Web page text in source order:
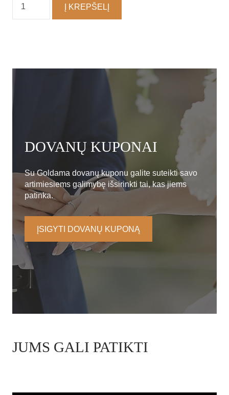
kiekis:
Auskarai
Į KREPŠELĮ
DOVANŲ KUPONAI
Su Goldama dovanų kuponu galite suteikti savo
artimiesiems galimybę išsirinkti tai, kas jiems
patinka.
ĮSIGYTI DOVANŲ KUPONĄ
JUMS GALI PATIKTI